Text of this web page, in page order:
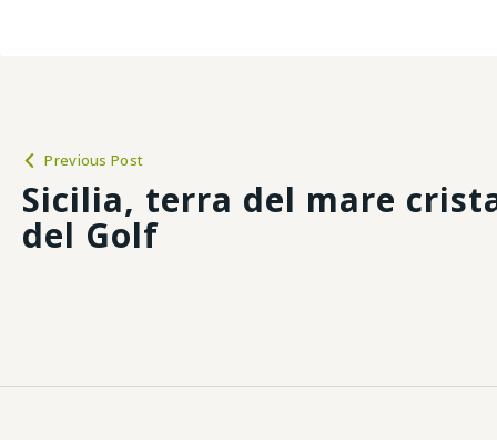
Previous Post
Sicilia, terra del mare
del Golf